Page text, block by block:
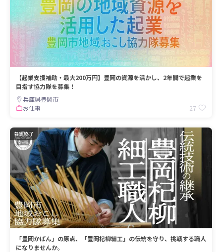
【起業支援補助・最大200万円】豊岡の資源を活かし、2年間で起業を
目指す協力隊を募集！
兵庫県豊岡市
お仕事
27
募集終了
「豊岡かばん」の原点、「豊岡杞柳細工」の伝統を守り、挑戦する職人
になりませんか。